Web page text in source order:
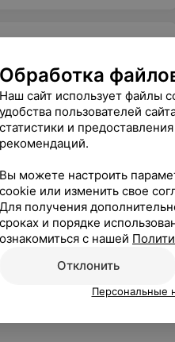
боюсь с детства. всем рекомендую! Еще
Обработка
Наш сайт использует файлы
удобства пользователей
статистики и
рекомендаций.
Вы можете настроить
cookie или изменить свое
Для получения
сроках и порядке
ознакомиться с нашей
Отклонить
Персональные